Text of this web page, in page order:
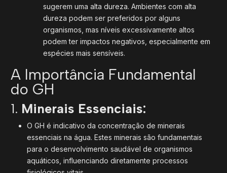
sugerem uma alta dureza. Ambientes com alta
dureza podem ser preferidos por alguns
organismos, mas níveis excessivamente altos
podem ter impactos negativos, especialmente em
espécies mais sensíveis.
A Importância Fundamental
do GH
1. Minerais Essenciais:
O GH é indicativo da concentração de minerais
essenciais na água. Estes minerais são fundamentais
para o desenvolvimento saudável de organismos
aquáticos, influenciando diretamente processos